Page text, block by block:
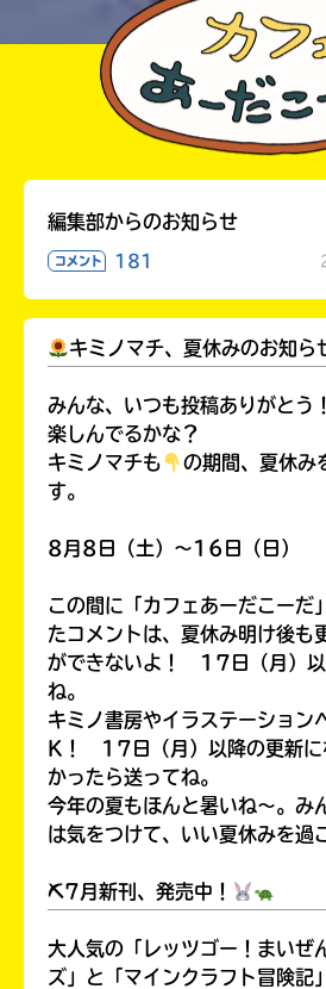
編集部からのお知らせ
コメント 181
キミノマチ、夏休みのお知ら
みんな、いつも投稿ありがとう
楽しんでるかな？
キミノマチも
の期間、夏休み
す。
8月8日（土）～16日（日）
この間に「カフェあーだこーだ
たコメントは、夏休み明け後も
ができないよ！ 17日（月）以
ね。
キミノ書房やイラステーション
K！ 17日（月）以降の更新に
かったら送ってね。
今年の夏もほんと暑いね～。み
は気をつけて、いい夏休みを過
⛏7月新刊、発売中！
大人気の「レッツゴー！まいぜ
ズ」と「マインクラフト冒険記